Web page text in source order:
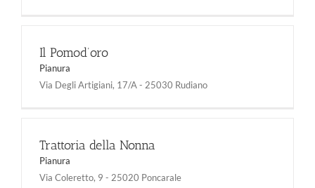
Il Pomod’oro
Pianura
Via Degli Artigiani, 17/A - 25030 Rudiano
Trattoria della Nonna
Pianura
Via Coleretto, 9 - 25020 Poncarale